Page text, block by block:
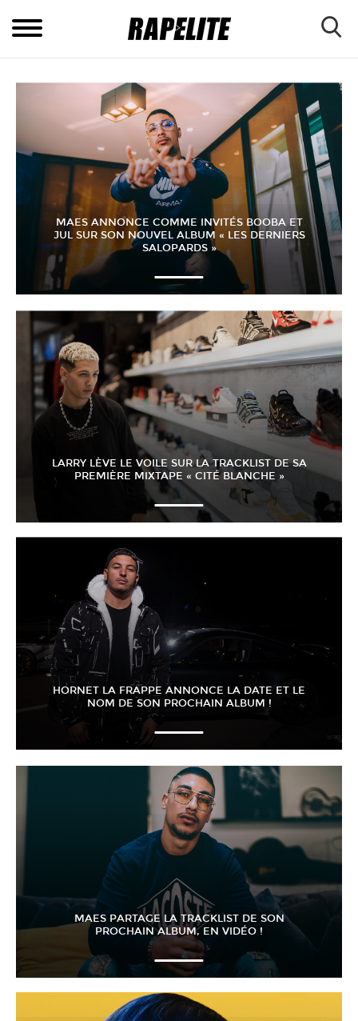
MAES ANNONCE COMME INVITÉS BOOBA ET
JUL SUR SON NOUVEL ALBUM « LES DERNIERS
SALOPARDS »
LARRY LÈVE LE VOILE SUR LA TRACKLIST DE SA
PREMIÈRE MIXTAPE « CITÉ BLANCHE »
HORNET LA FRAPPE ANNONCE LA DATE ET LE
NOM DE SON PROCHAIN ALBUM !
MAES PARTAGE LA TRACKLIST DE SON
PROCHAIN ALBUM, EN VIDÉO !